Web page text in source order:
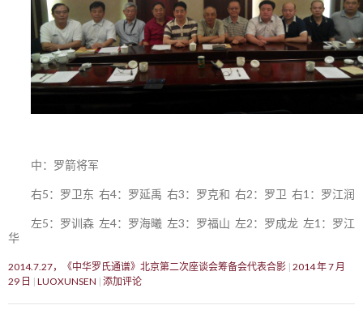
中：罗箭将军
右5：罗卫东 右4：罗延禹 右3：罗克和 右2：罗卫 右1：罗江润
左5：罗训森 左4：罗海曦 左3：罗福山 左2：罗成龙 左1：罗江
华
2014.7.27，《中华罗氏通谱》北京第二次座谈会筹备会代表合影 2014 年 7 月
29 日
LUOXUNSEN 添加评论